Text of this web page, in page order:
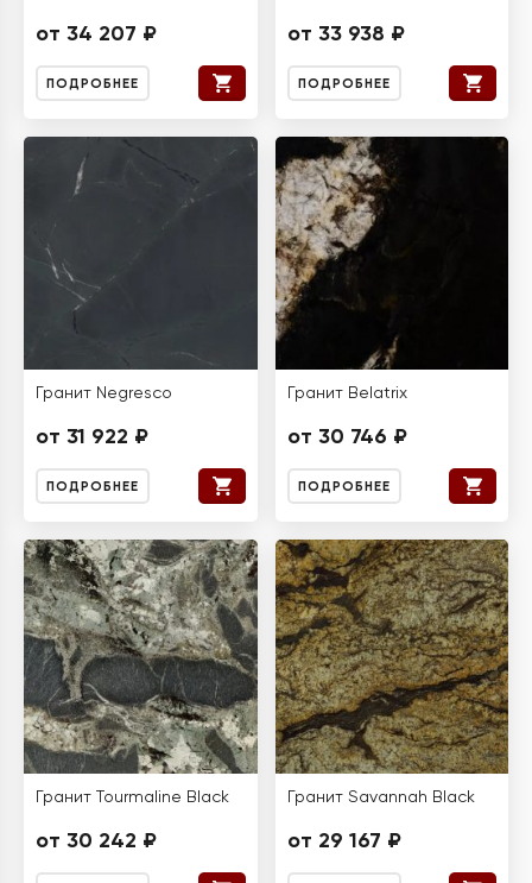
от 34 207 ₽
ПОДРОБНЕЕ
от 33 938 ₽
ПОДРОБНЕЕ
Гранит Negresco
от 31 922 ₽
ПОДРОБНЕЕ
Гранит Belatrix
от 30 746 ₽
ПОДРОБНЕЕ
Гранит Tourmaline Black
от 30 242 ₽
Гранит Savannah Black
от 29 167 ₽